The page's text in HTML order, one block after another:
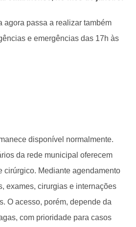
agora passa a realizar também
e emergências das 17h às
disponível normalmente.
da rede municipal oferecem
cirúrgico. Mediante agendamento
exames, cirurgias e internações
O acesso, porém, depende da
com prioridade para casos